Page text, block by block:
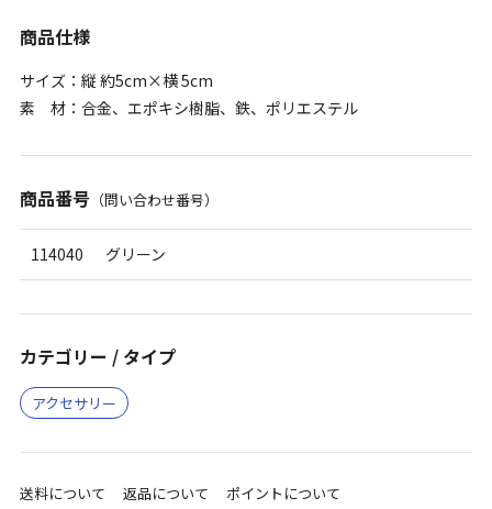
商品仕様
サイズ：縦 約5cm×横 5cm
素 材：合金、エポキシ樹脂、鉄、ポリエステル
商品番号（問い合わせ番号）
114040 グリーン
カテゴリー / タイプ
アクセサリー
送料について 返品について ポイントについて